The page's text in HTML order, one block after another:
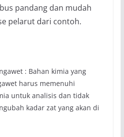
pandang dan mudah
pelarut dari contoh.
: Bahan kimia yang
harus memenuhi
untuk analisis dan tidak
kadar zat yang akan di